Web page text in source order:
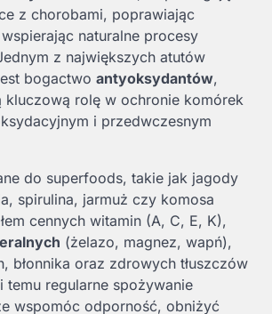
z chorobami, poprawiając
naturalne procesy
z największych atutów
bogactwo antyoksydantów,
kluczową rolę w ochronie komórek
i przedwczesnym
do superfoods, takie jak jagody
spirulina, jarmuż czy komosa
cennych witamin (A, C, E, K),
(żelazo, magnez, wapń),
błonnika oraz zdrowych tłuszczów
temu regularne spożywanie
wspomóc odporność, obniżyć